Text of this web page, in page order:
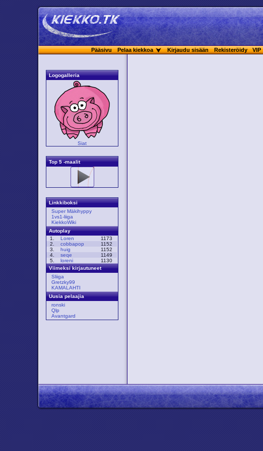
Pääsivu Pelaa kiekkoa Kirjaudu sisään Rekisteröidy VIP
Logogalleria
Siat
Top 5 -maalit
Linkkiboksi
Super Mäkihyppy
1vs1-liiga
KiekkoWiki
Autoplay
1.
Loren
1173
2.
cobbapop
1152
3.
huig
1152
4.
seqe
1149
5.
loreni
1130
Viimeksi kirjautuneet
Sliiga
Gretzky99
KAMALAHTI
Uusia pelaajia
ronski
Qlp
Avantgard